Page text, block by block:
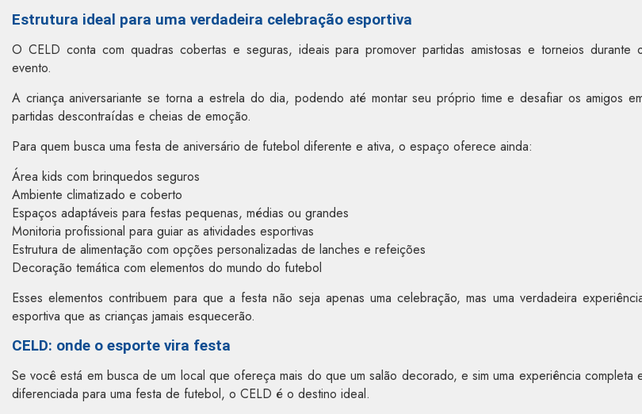
Estrutura ideal para uma verdadeira celebração esportiva
O CELD conta com quadras cobertas e seguras, ideais para promover partidas amistosas e torneios durante
evento.
A criança aniversariante se torna a estrela do dia, podendo até montar seu próprio time e desafiar os amigos
partidas descontraídas e cheias de emoção.
Para quem busca uma festa de aniversário de futebol diferente e ativa, o espaço oferece ainda:
Área kids com brinquedos seguros
Ambiente climatizado e coberto
Espaços adaptáveis para festas pequenas, médias ou grandes
Monitoria profissional para guiar as atividades esportivas
Estrutura de alimentação com opções personalizadas de lanches e refeições
Decoração temática com elementos do mundo do futebol
Esses elementos contribuem para que a festa não seja apenas uma celebração, mas uma verdadeira
esportiva que as crianças jamais esquecerão.
CELD: onde o esporte vira festa
Se você está em busca de um local que ofereça mais do que um salão decorado, e sim uma experiência completa
diferenciada para uma festa de futebol, o CELD é o destino ideal.